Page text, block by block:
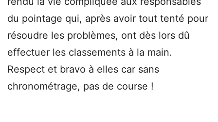
du pointage qui, après avoir tout tenté pour
résoudre les problèmes, ont dès lors dû
effectuer les classements à la main.
Respect et bravo à elles car sans
chronométrage, pas de course !